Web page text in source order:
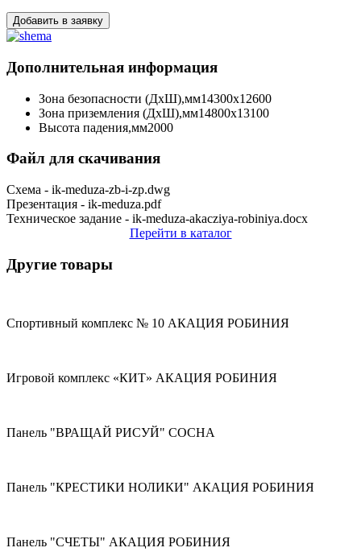
Добавить в заявку
Дополнительная информация
Зона безопасности (ДхШ),мм14300х12600
Зона приземления (ДхШ),мм14800х13100
Высота падения,мм2000
Файл для скачивания
Схема - ik-meduza-zb-i-zp.dwg
Презентация - ik-meduza.pdf
Техническое задание - ik-meduza-akacziya-robiniya.docx
Перейти в каталог
Другие товары
Спортивный комплекс № 10 АКАЦИЯ РОБИНИЯ
Игровой комплекс «КИТ» АКАЦИЯ РОБИНИЯ
Панель "ВРАЩАЙ РИСУЙ" СОСНА
Панель "КРЕСТИКИ НОЛИКИ" АКАЦИЯ РОБИНИЯ
Панель "СЧЕТЫ" АКАЦИЯ РОБИНИЯ